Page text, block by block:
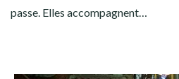
passe. Elles accompagnent…